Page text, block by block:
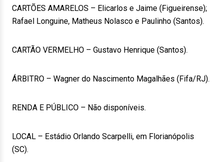
CARTÕES AMARELOS – Elicarlos e Jaime (Figueirense);
Rafael Longuine, Matheus Nolasco e Paulinho (Santos).
CARTÃO VERMELHO – Gustavo Henrique (Santos).
ÁRBITRO – Wagner do Nascimento Magalhães (Fifa/RJ).
RENDA E PÚBLICO – Não disponíveis.
LOCAL – Estádio Orlando Scarpelli, em Florianópolis
(SC).